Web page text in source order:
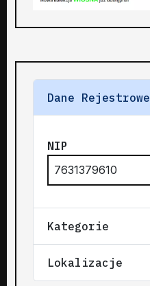
Dane Rejestrowe
NIP
7631379610
Kategorie
Lokalizacje